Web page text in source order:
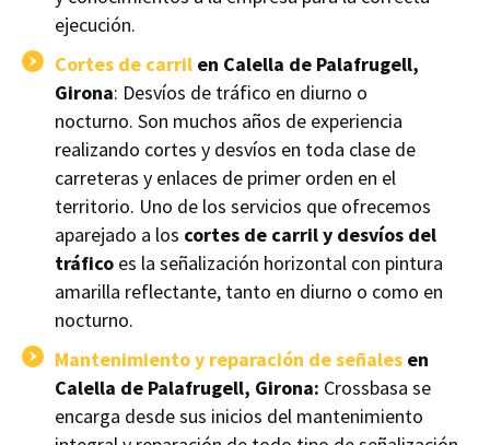
ejecución.
Cortes de carril en Calella de Palafrugell,
Girona: Desvíos de tráfico en diurno o
nocturno. Son muchos años de experiencia
realizando cortes y desvíos en toda clase de
carreteras y enlaces de primer orden en el
territorio. Uno de los servicios que ofrecemos
aparejado a los cortes de carril y desvíos del
tráfico es la señalización horizontal con pintura
amarilla reflectante, tanto en diurno o como en
nocturno.
Mantenimiento y reparación de señales en
Calella de Palafrugell, Girona: Crossbasa se
encarga desde sus inicios del mantenimiento